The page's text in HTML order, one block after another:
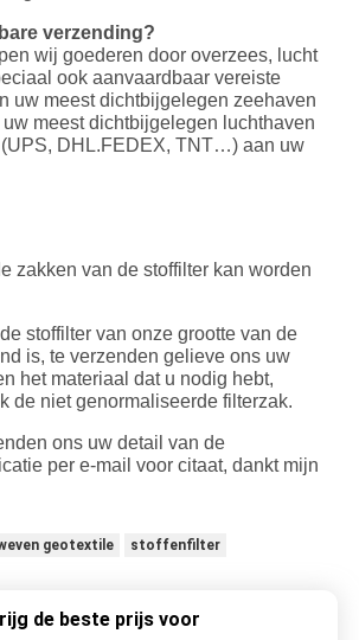
verzending?
wij goederen door overzees, lucht
ook aanvaardbaar vereiste
uw meest dichtbijgelegen zeehaven
meest dichtbijgelegen luchthaven
DHL.FEDEX, TNT…) aan uw
zakken van de stoffilter kan worden
stoffilter van onze grootte van de
is, te verzenden gelieve ons uw
het materiaal dat u nodig hebt,
de niet genormaliseerde filterzak.
ons uw detail van de
per e-mail voor citaat, dankt mijn
geotextile stoffenfilter
de beste prijs voor